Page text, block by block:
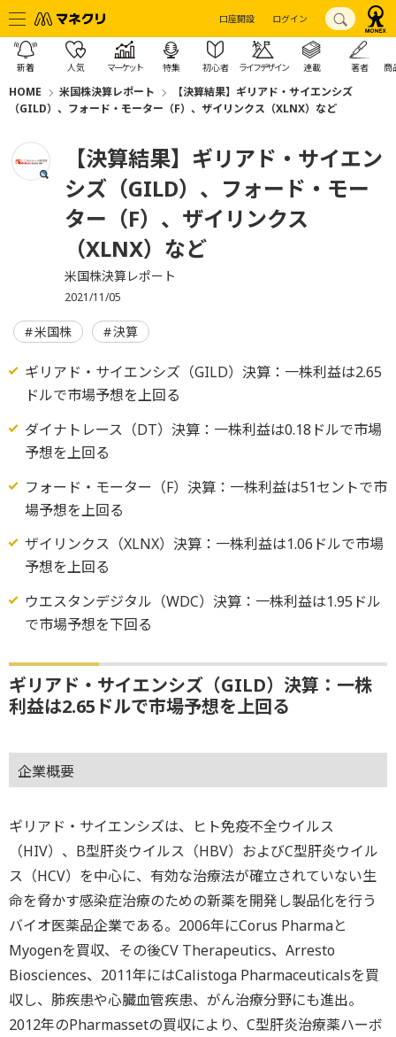
口座開設 ログイン
新着 人気 マーケット 特集 初心者 ライフデザイン 連載 著者 商
HOME 米国株決算レポート
【決算結果】ギリアド・サイエンシズ
（GILD）、フォード・モーター（F）、ザイリンクス（XLNX）など
【決算結果】ギリアド・サイエン
シズ（GILD）、フォード・モー
ター（F）、ザイリンクス
（XLNX）など
米国株決算レポート
2021/11/05
米国株 決算
ギリアド・サイエンシズ（GILD）決算：一株利益は2.65
ドルで市場予想を上回る
ダイナトレース（DT）決算：一株利益は0.18ドルで市場
予想を上回る
フォード・モーター（F）決算：一株利益は51セントで市
場予想を上回る
ザイリンクス（XLNX）決算：一株利益は1.06ドルで市場
予想を上回る
ウエスタンデジタル（WDC）決算：一株利益は1.95ドル
で市場予想を下回る
ギリアド・サイエンシズ（GILD）決算：一株
利益は2.65ドルで市場予想を上回る
企業概要
ギリアド・サイエンシズは、ヒト免疫不全ウイルス
（HIV）、B型肝炎ウイルス（HBV）およびC型肝炎ウイル
ス（HCV）を中心に、有効な治療法が確立されていない生
命を脅かす感染症治療のための新薬を開発し製品化を行う
バイオ医薬品企業である。2006年にCorus Pharmaと
Myogenを買収、その後CV Therapeutics、Arresto
Biosciences、2011年にはCalistoga Pharmaceuticalsを買
収し、肺疾患や心臓血管疾患、がん治療分野にも進出。
2012年のPharmassetの買収により、C型肝炎治療薬ハーボ